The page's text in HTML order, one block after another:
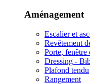
Aménagement
Escalier et
Revêtement
Porte, fenêtre
Dressing -
Plafond tendu
Rangement